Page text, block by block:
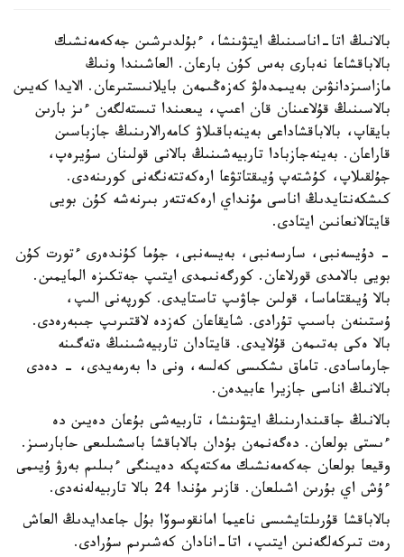
بالانىڭ اتا-اناسىنىڭ ايتۋىنشا، ءبۇلدىرشىن جەكەمەنشىك
بالاباقشاعا نەبارى بەس كۇن بارعان. العاشىندا ونىڭ
مازاسىزدانۋىن بەيىمدەلۋ كەزەڭىمەن بايلانىستىرعان. الايدا كەيىن
بالاسىنىڭ قۇلاعىنان قان اعىپ، يىعىندا تىستەلگەن ءىز بارىن
بايقاپ، بالاباقشاداعى بەينەباقىلاۋ كامەرالارىنىڭ جازباسىن
قاراعان. بەينەجازبادا تاربيەشىنىڭ بالانى قولىنان سۇيرەپ،
جۇلقىلاپ، كۇشتەپ ۇيىقتاتۋعا ارەكەتتەنگەنى كورىنەدى.
كىشكەنتايدىڭ اناسى مۇنداي ارەكەتتەر بىرنەشە كۇن بويى
قايتالانعانىن ايتادى.
- دۇيسەنبى، سارسەنبى، بەيسەنبى، جۇما كۇندەرى ءتورت كۇن
بويى بالامدى قورلاعان. كورگەنىمدى ايتىپ جەتكىزە المايمىن.
بالا ۇيىقتاماسا، قولىن جاۋىپ تاستايدى. كورپەنى الىپ،
ۇستىنەن باسىپ تۇرادى. شايقاعان كەزدە لاقتىرىپ جىبەرەدى.
بالا ەكى بەتىمەن قۇلايدى. قايتادان تاربيەشىنىڭ ەتەگىنە
جارماسادى. تاماق ىشكىسى كەلسە، ونى دا بەرمەيدى، - دەدى
بالانىڭ اناسى جازيرا عابيدەن.
بالانىڭ جاقىندارىنىڭ ايتۋىنشا، تاربيەشى بۇعان دەيىن دە
ءىستى بولعان. دەگەنمەن بۇدان بالاباقشا باسشىلىعى حابارسىز.
وقيعا بولعان جەكەمەنشىك مەكتەپكە دەيىنگى ءبىلىم بەرۋ ۇيىمى
ءۇش اي بۇرىن اشىلعان. قازىر مۇندا 24 بالا تاربيەلەنەدى.
بالاباقشا قۇرىلتايشىسى ناعيما امانقوسوۆا بۇل جاعدايدىڭ العاش
رەت تىركەلگەنىن ايتىپ، اتا-انادان كەشىرىم سۇرادى.